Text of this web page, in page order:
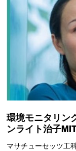
環境モニタリン
ンライト治子
マサチューセッツ工